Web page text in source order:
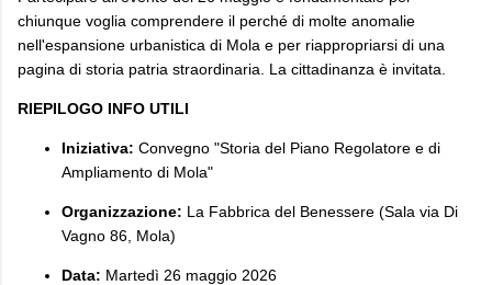
chiunque voglia comprendere il perché di molte anomalie
nell'espansione urbanistica di Mola e per riappropriarsi di una
pagina di storia patria straordinaria. La cittadinanza è invitata.
RIEPILOGO INFO UTILI
Iniziativa: Convegno "Storia del Piano Regolatore e di
Ampliamento di Mola"
Organizzazione: La Fabbrica del Benessere (Sala via Di
Vagno 86, Mola)
Data: Martedì 26 maggio 2026